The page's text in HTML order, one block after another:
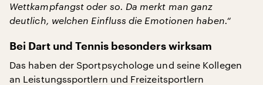
Wettkampfangst oder so. Da merkt man ganz
deutlich, welchen Einfluss die Emotionen haben.“
Bei Dart und Tennis besonders wirksam
Das haben der Sportpsychologe und seine Kollegen
an Leistungssportlern und Freizeitsportlern